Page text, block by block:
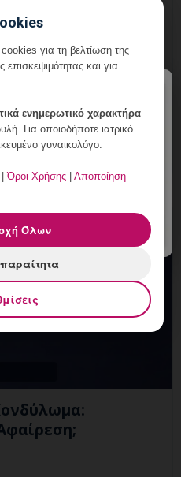
Τι
στη Γλυφάδα:
ενημέρωση, έλεγχος και
καθοδήγηση στη
για τη βελτίωση της
και για
ενημερωτικό χαρακτήρα
Για οποιοδήποτε ιατρικό
γυναικολόγο.
|Όροι Χρήσης |Αποποίηση
Όλων